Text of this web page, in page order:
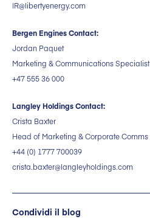
IR@libertyenergy.com
Bergen Engines Contact:
Jordan Paquet
Marketing & Communications Specialist
+47 555 36 000
Langley Holdings Contact:
Crista Baxter
Head of Marketing & Corporate Comms
+44 (0) 1777 700039
crista.baxter@langleyholdings.com
Condividi il blog